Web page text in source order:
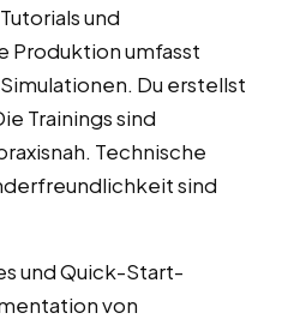
und
Produktion umfasst
Du erstellst
Trainings sind
Technische
sind
und Quick-Start-
von